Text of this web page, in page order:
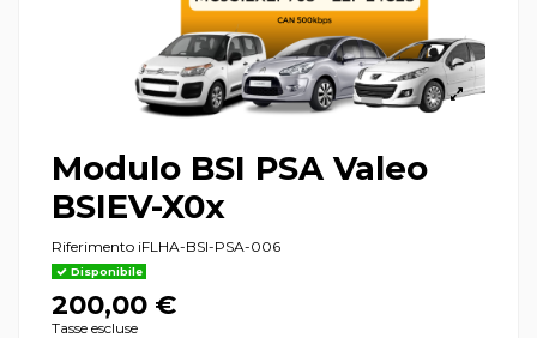
Modulo BSI PSA Valeo
BSIEV-X0x
Riferimento iFLHA-BSI-PSA-006
Disponibile
200,00 €
Tasse escluse